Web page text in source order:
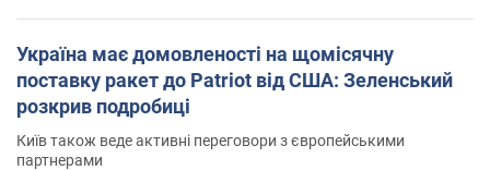
Україна має домовленості на щомісячну
поставку ракет до Patriot від США: Зеленський
розкрив подробиці
Київ також веде активні переговори з європейськими
партнерами